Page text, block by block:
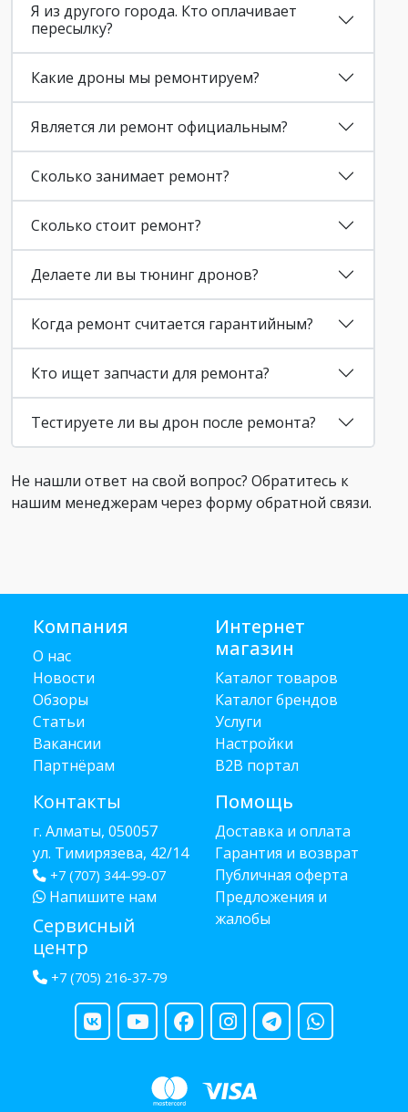
Я из другого города. Кто оплачивает
пересылку?
Какие дроны мы ремонтируем?
Является ли ремонт официальным?
Сколько занимает ремонт?
Сколько стоит ремонт?
Делаете ли вы тюнинг дронов?
Когда ремонт считается гарантийным?
Кто ищет запчасти для ремонта?
Тестируете ли вы дрон после ремонта?
Не нашли ответ на свой вопрос? Обратитесь к
нашим менеджерам через форму обратной связи.
Компания
О нас
Новости
Обзоры
Статьи
Вакансии
Партнёрам
Контакты
г. Алматы, 050057
ул. Тимирязева, 42/14
+7 (707) 344-99-07
Напишите нам
Сервисный
центр
+7 (705) 216-37-79
Интернет
магазин
Каталог товаров
Каталог брендов
Услуги
Настройки
B2B портал
Помощь
Доставка и оплата
Гарантия и возврат
Публичная оферта
Предложения и
жалобы